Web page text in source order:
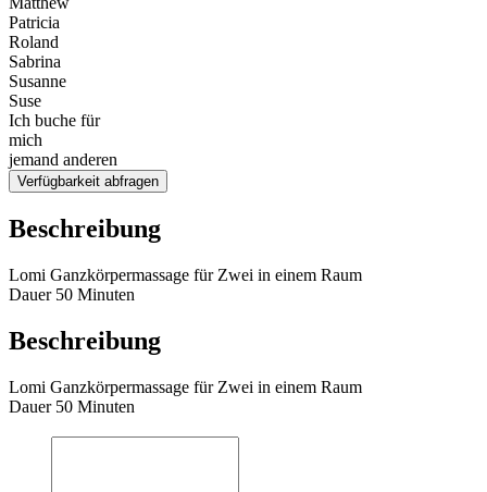
Patricia
Roland
Sabrina
Susanne
Suse
Ich buche für
mich
jemand anderen
Verfügbarkeit abfragen
Beschreibung
Lomi Ganzkörpermassage für Zwei in einem Raum
Dauer 50 Minuten
Beschreibung
Lomi Ganzkörpermassage für Zwei in einem Raum
Dauer 50 Minuten